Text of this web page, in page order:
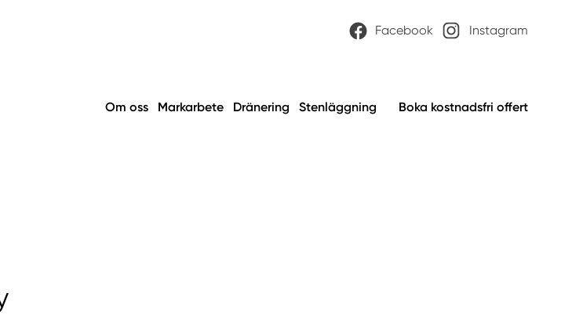
Facebook Instagram
Om oss Markarbete Dränering Stenläggning Boka kostnadsfri offert